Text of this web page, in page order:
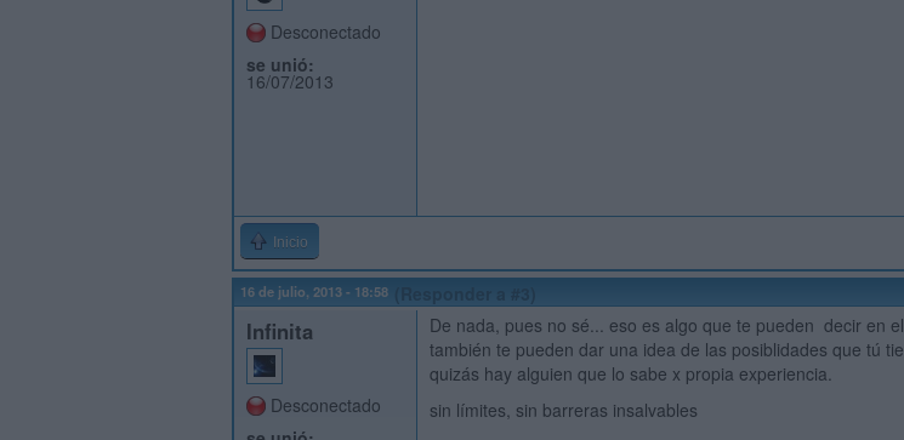
Desconectado
se unió:
16/07/2013
Inicio
16 de julio, 2013 - 18:58
Infinita
Desconectado
De nada, pues no sé... eso es algo que te pueden decir en
también te pueden dar una idea de las posiblidades que tú
quizás hay alguien que lo sabe x propia experiencia.
sin límites, sin barreras insalvables